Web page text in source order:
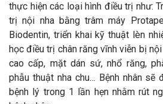
thực hiện các loại hình điều trị như:
trị nội nha bằng trâm máy
Biodentin, triển khai kỹ thuật lèn
học điều trị chân răng vĩnh viễn bị
cao cấp, mặt dán sứ, nhổ răng,
phẫu thuật nha chu… Bệnh nhân
bệnh lý trong 1 lần hẹn nhằm rút